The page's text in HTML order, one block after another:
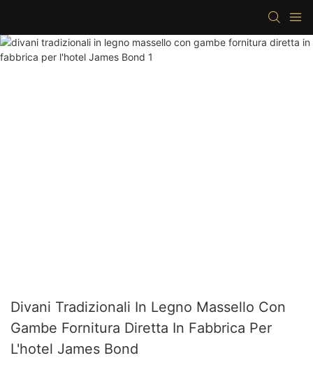
Divani Tradizionali In Legno Massello Con
Gambe Fornitura Diretta In Fabbrica Per
L'hotel James Bond